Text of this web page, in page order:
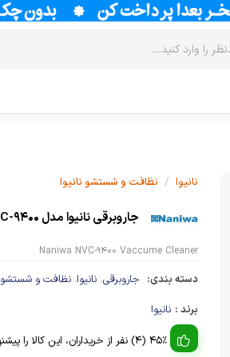
تستر نان
زودپز
نانیوا / نظافت و شستشو نانیوا
جاروبرقی نانیوا مدل NVC-9400
Naniwa NVC-9400 Vaccume Cleaner
دسته بندی: جاروبرقی،نانیوا،نظافت و شستشو
برند : نانیوا
45% (4) نفر از خریداران، این کالا را پیشنهاد کرده اند